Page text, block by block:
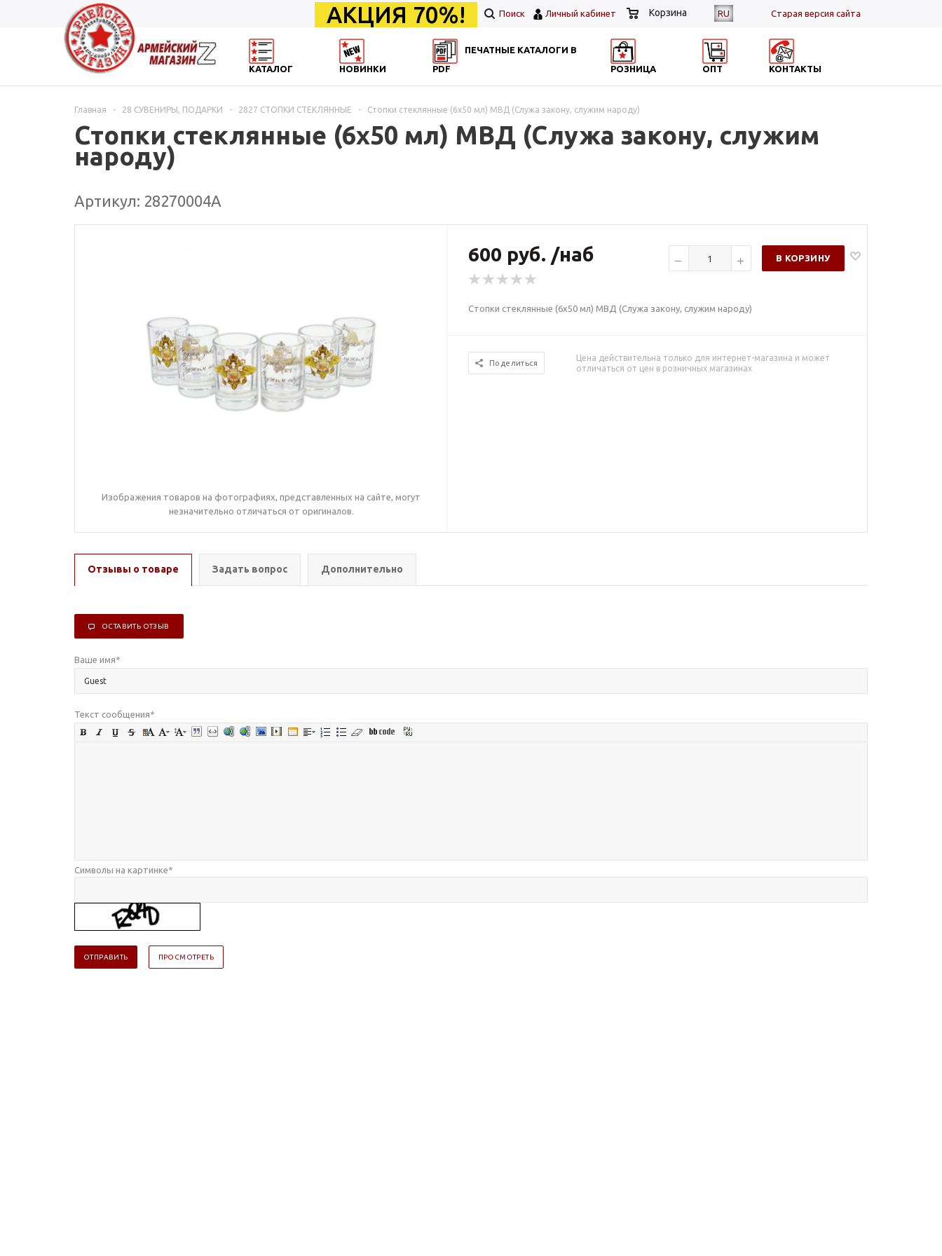
RU Cтарая версия сайта
АКЦИЯ 70%! Поиск Личный кабинет Корзина
КАТАЛОГ НОВИНКИ
ПЕЧАТНЫЕ КАТАЛОГИ В
PDF
РОЗНИЦА ОПТ КОНТАКТЫ
Главная - 28 СУВЕНИРЫ, ПОДАРКИ - 2827 СТОПКИ СТЕКЛЯННЫЕ - Стопки стеклянные (6х50 мл) МВД (Служа закону, служим народу)
Стопки стеклянные (6х50 мл) МВД (Служа закону, служим
народу)
Артикул: 28270004А
Изображения товаров на фотографиях, представленных на сайте, могут
незначительно отличаться от оригиналов.
600 руб. /наб В КОРЗИНУ
Стопки стеклянные (6х50 мл) МВД (Служа закону, служим народу)
Поделиться
Цена действительна только для интернет-магазина и может
отличаться от цен в розничных магазинах
Отзывы о товаре Задать вопрос Дополнительно
ОСТАВИТЬ ОТЗЫВ
Ваше имя*
Текст сообщения*
Символы на картинке*